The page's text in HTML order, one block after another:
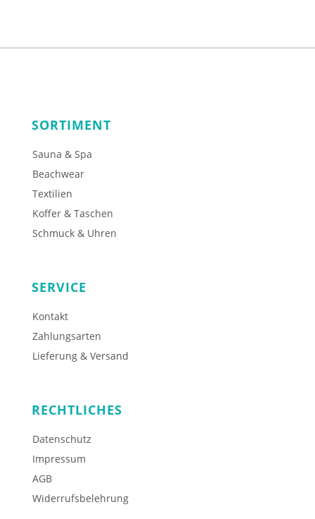
SORTIMENT
Sauna & Spa
Beachwear
Textilien
Koffer & Taschen
Schmuck & Uhren
SERVICE
Kontakt
Zahlungsarten
Lieferung & Versand
RECHTLICHES
Datenschutz
Impressum
AGB
Widerrufsbelehrung